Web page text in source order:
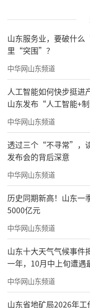
眼下，养生
中医药文化不仅
形式融入年轻人的
山东多地养
7月12日，山
省中医院）趵突
中医药文化夜市
被热情的市民团
伏贴知识、品鉴
药、体验中医特
浸式游园模式，
远流长的中医药文
“我们平时
市’很便民，而
常适合上班族。”
友品尝了药食同
山东服务业，要破什
里“突围”？
中华网山东频道
人工智能如何快步挺
山东发布“人工智能+
中华网山东频道
透过三个“不寻常”，
发布会的背后深意
中华网山东频道
历史同期新高！山东一
5000亿元
中华网山东频道
山东十大天气气候事
一年，10月中上旬遭遇
中华网山东频道
山东省地矿局2026年